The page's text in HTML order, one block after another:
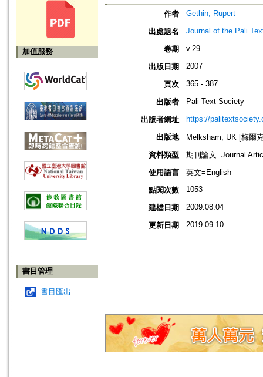
加值服務
書目管理
書目匯出
作者 Gethin, Rupert
出處題名 Journal of the Pali
卷期 v.29
出版日期 2007
頁次 365 - 387
出版者 Pali Text Society
出版者網址 https://
出版地
Melksham, UK [梅爾
資料類型
期刊論文=Journal
使用語言
英文=English
點閱次數
1053
建檔日期 2009.08.04
更新日期 2019.09.10